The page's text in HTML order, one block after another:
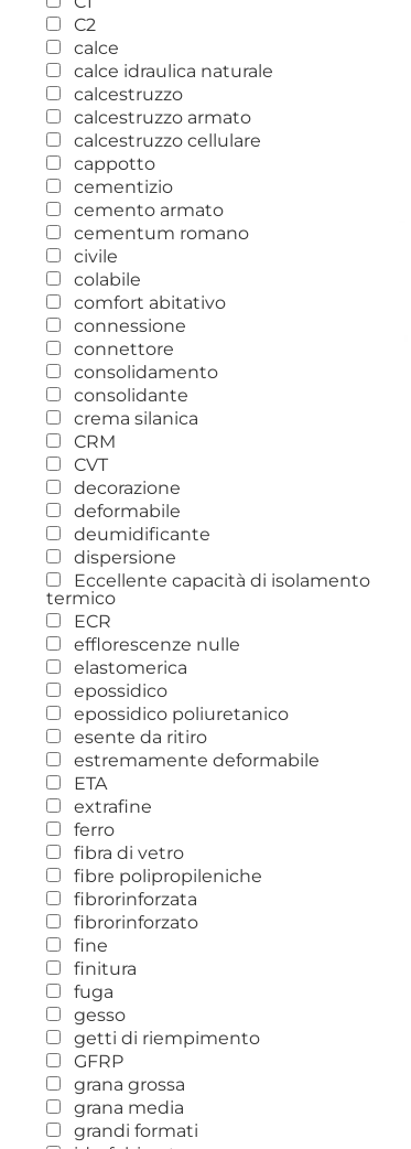
C2
calce
calce idraulica naturale
calcestruzzo
calcestruzzo armato
calcestruzzo cellulare
cappotto
cementizio
cemento armato
cementum romano
civile
colabile
comfort abitativo
connessione
connettore
consolidamento
consolidante
crema silanica
CRM
CVT
decorazione
deformabile
deumidificante
dispersione
Eccellente capacità di isolamento
termico
ECR
efflorescenze nulle
elastomerica
epossidico
epossidico poliuretanico
esente da ritiro
estremamente deformabile
ETA
extrafine
ferro
fibra di vetro
fibre polipropileniche
fibrorinforzata
fibrorinforzato
fine
finitura
fuga
gesso
getti di riempimento
GFRP
grana grossa
grana media
grandi formati